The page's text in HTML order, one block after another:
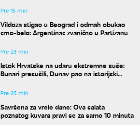
Pre 15 min
Vildoza stigao u Beograd i odmah obukao
crno-belo: Argentinac zvanično u Partizanu
Pre 23 min
Istok Hrvatske na udaru ekstremne suše:
Bunari presušili, Dunav pao na istorijski
Pre 25 min
Savršena za vrele dane: Ova salata
poznatog kuvara pravi se za samo 10 minuta